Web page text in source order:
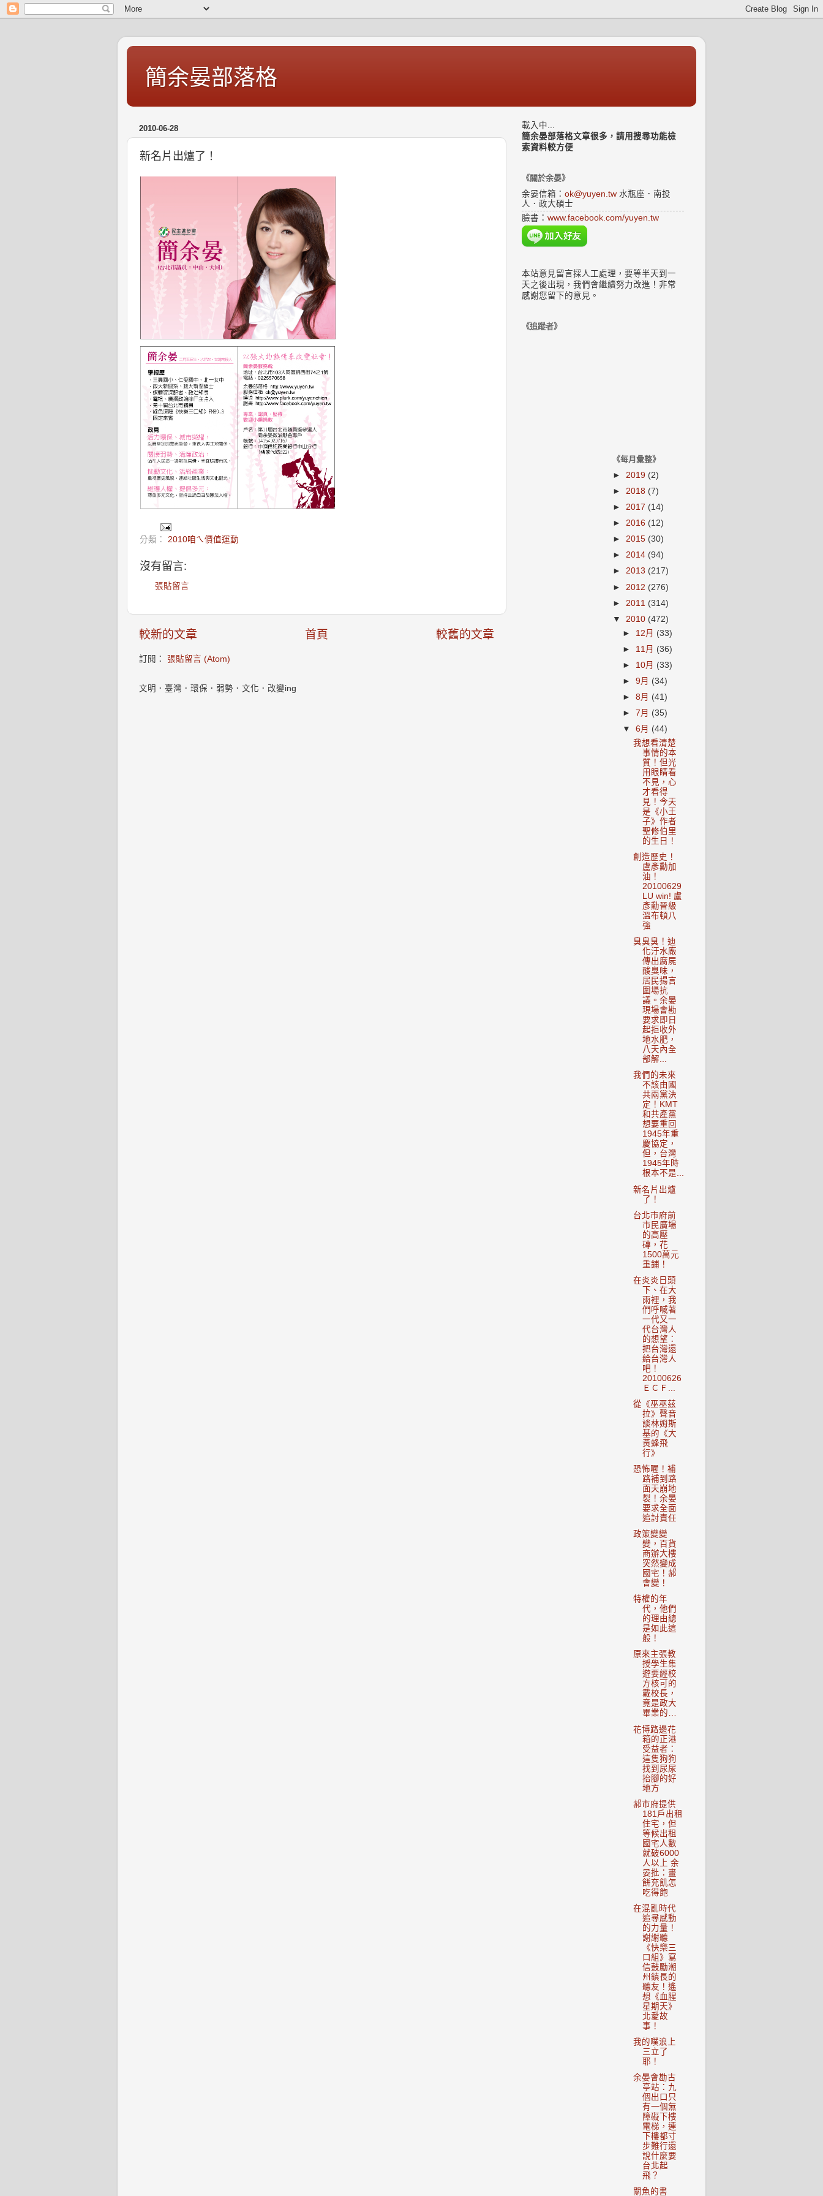
簡余晏部落格
2010-06-28
新名片出爐了！
分類： 2010咱ㄟ價值運動
沒有留言:
張貼留言
較新的文章 較舊的文章
首頁
訂閱： 張貼留言 (Atom)
文明．臺灣．環保．弱勢．文化．改變ing
載入中...
簡余晏部落格文章很多，請用搜尋功能檢
索資料較方便
《關於余晏》
余晏信箱： ok@yuyen.tw 水瓶座．南投
人．政大碩士
臉書： www.facebook.com/yuyen.tw
本站意見留言採人工處理，要等半天到一
天之後出現，我們會繼續努力改進！非常
感謝您留下的意見。
《追蹤者》
《每月彙整》
► 2019 (2)
► 2018 (7)
► 2017 (14)
► 2016 (12)
► 2015 (30)
► 2014 (94)
► 2013 (217)
► 2012 (276)
► 2011 (314)
▼ 2010 (472)
► 12月 (33)
► 11月 (36)
► 10月 (33)
►9月 (34)
►8月 (41)
►7月 (35)
▼6月 (44)
我想看清楚
事情的本
質！但光
用眼睛看
不見，心
才看得
見！今天
是《小王
子》作者
聖修伯里
的生日！
創造歷史！
盧彥勳加
油！
20100629
LU win! 盧
彥勳晉級
溫布頓八
強
臭臭臭！迪
化汙水廠
傳出腐屍
酸臭味，
居民揚言
圍場抗
議。余晏
現場會勘
要求即日
起拒收外
地水肥，
八天內全
部解...
我們的未來
不該由國
共兩黨決
定！KMT
和共產黨
想要重回
1945年重
慶協定，
但，台灣
1945年時
根本不是...
新名片出爐
了！
台北市府前
市民廣場
的高壓
磚，花
1500萬元
重鋪！
在炎炎日頭
下、在大
雨裡，我
們呼喊著
一代又一
代台灣人
的想望：
把台灣還
給台灣人
吧！
20100626
ＥＣＦ...
從《巫巫茲
拉》聲音
談林姆斯
基的《大
黃蜂飛
行》
恐怖喔！補
路補到路
面天崩地
裂！余晏
要求全面
追討責任
政策變變
變，百貨
商辦大樓
突然變成
國宅！郝
會變！
特權的年
代，他們
的理由總
是如此這
般！
原來主張教
授學生集
遊要經校
方核可的
戴校長，
竟是政大
畢業的…
花博路邊花
箱的正港
受益者：
這隻狗狗
找到尿尿
抬腳的好
地方
郝市府提供
181戶出租
住宅，但
等候出租
國宅人數
就破6000
人以上 余
晏批：畫
餅充飢怎
吃得飽
在混亂時代
追尋感動
的力量！
謝謝聽
《快樂三
口組》寫
信鼓勵潮
州鎮長的
聽友！遙
想《血腥
星期天》
北愛故
事！
我的噗浪上
三立了
耶！
余晏會勘古
亭站：九
個出口只
有一個無
障礙下樓
電梯，連
下樓都寸
步難行還
說什麼要
台北起
飛？
關魚的書